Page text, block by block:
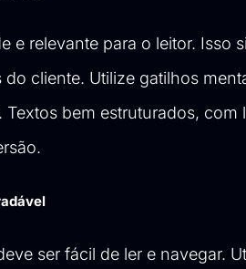
e relevante para o leitor. Isso
cliente. Utilize gatilhos
bem estruturados,
ser fácil de ler e navegar.